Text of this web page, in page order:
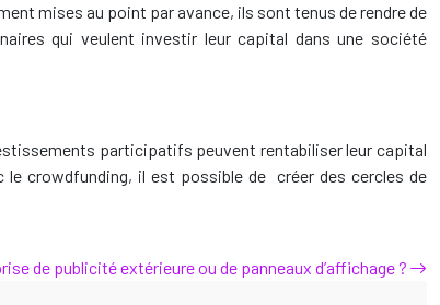
mises au point par avance, ils sont tenus de rendre de
qui veulent investir leur capital dans une société
participatifs peuvent rentabiliser leur capital
crowdfunding, il est possible de créer des cercles de
de publicité extérieure ou de panneaux d’affichage ?